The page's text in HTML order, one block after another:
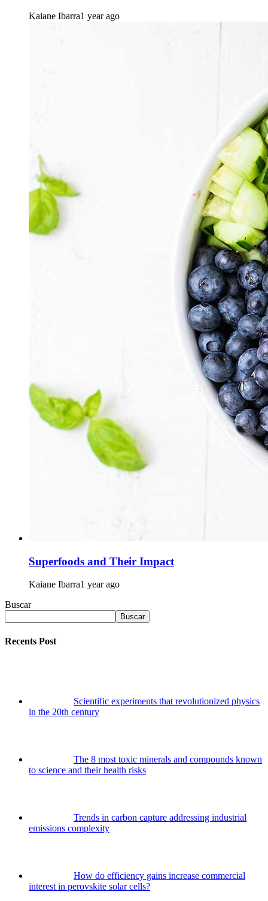
Kaiane Ibarra1 year ago
Superfoods and Their Impact
Kaiane Ibarra1 year ago
Buscar
Buscar
Recents Post
Scientific experiments that revolutionized physics
in the 20th century
The 8 most toxic minerals and compounds known
to science and their health risks
Trends in carbon capture addressing industrial
emissions complexity
How do efficiency gains increase commercial
interest in perovskite solar cells?